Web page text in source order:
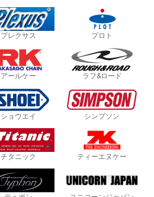
プレクサス プロト
アールケー ラフ&ロード
ショウエイ シンプソン
チタニック ティーエヌケー